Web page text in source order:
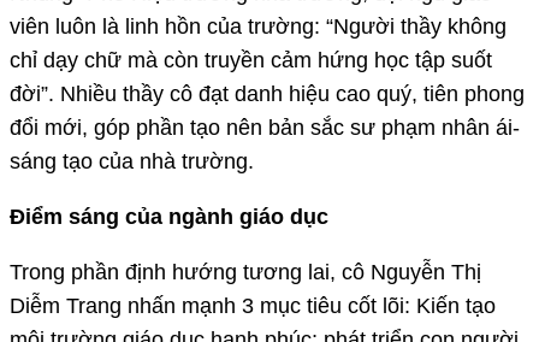
viên luôn là linh hồn của trường: “Người thầy không
chỉ dạy chữ mà còn truyền cảm hứng học tập suốt
đời”. Nhiều thầy cô đạt danh hiệu cao quý, tiên phong
đổi mới, góp phần tạo nên bản sắc sư phạm nhân ái-
sáng tạo của nhà trường.
Điểm sáng của ngành giáo dục
Trong phần định hướng tương lai, cô Nguyễn Thị
Diễm Trang nhấn mạnh 3 mục tiêu cốt lõi: Kiến tạo